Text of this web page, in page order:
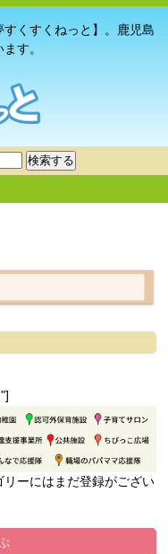
くすくねっと】。鹿児島
す。
検索する
ーにはまだ登録がござい